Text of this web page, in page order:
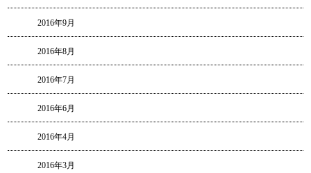
2016年9月
2016年8月
2016年7月
2016年6月
2016年4月
2016年3月